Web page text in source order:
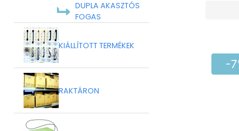
DUPLA AKASZTÓS
FOGAS
KIÁLLÍTOTT TERMÉKEK
RAKTÁRON
-